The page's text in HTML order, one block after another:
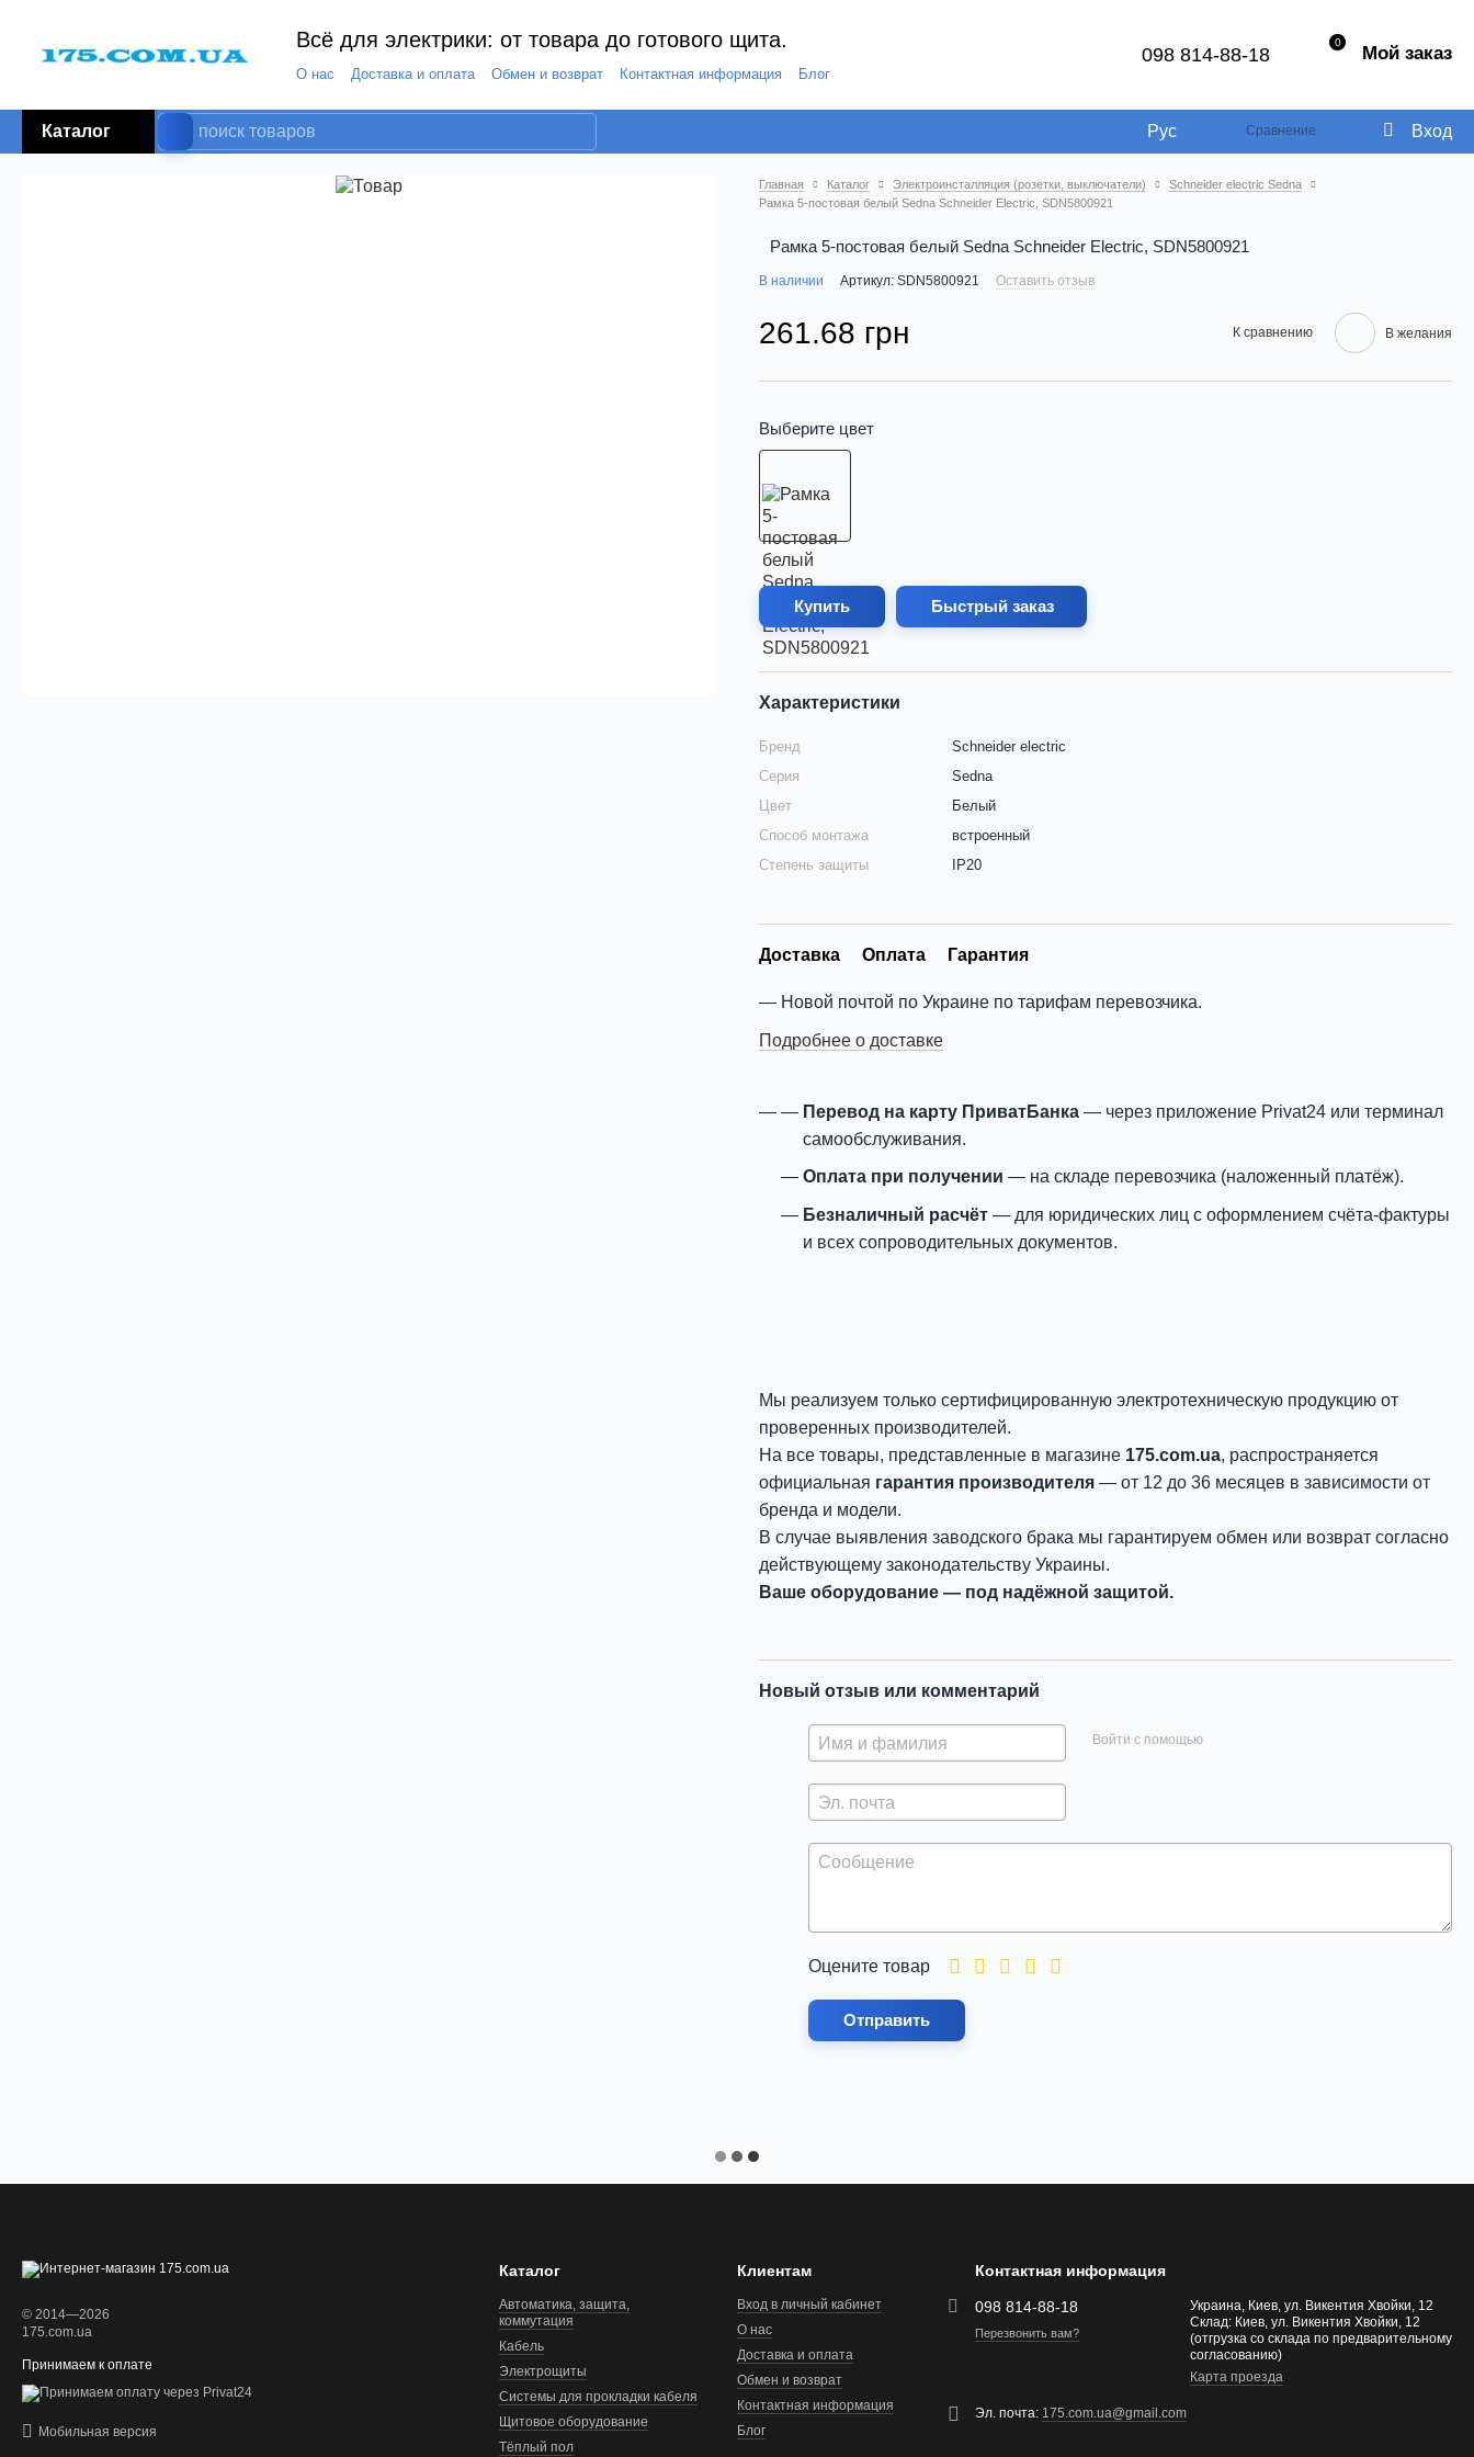
Всё для электрики: от товара до готового щита.
О нас Доставка и оплата Обмен и возврат Контактная информация Блог
098 814-88-18
0 Мой заказ
Каталог Рус Сравнение Вход
Главная Каталог Электроинсталляция (розетки, выключатели)
Schneider electric Sedna
Рамка 5-постовая белый Sedna Schneider Electric, SDN5800921
Рамка 5-постовая белый Sedna Schneider Electric, SDN5800921
В наличии Артикул: SDN5800921 Оставить отзыв
261.68 грн К сравнению В желания
Выберите цвет
Купить Быстрый заказ
Характеристики
Бренд
Schneider electric
Серия
Sedna
Цвет
Белый
Способ монтажа
встроенный
Степень защиты
IP20
Доставка Оплата Гарантия
Новой почтой по Украине по тарифам перевозчика.
Подробнее о доставке
Перевод на карту ПриватБанка — через приложение Privat24 или терминал
самообслуживания.
Оплата при получении — на складе перевозчика (наложенный платёж).
Безналичный расчёт — для юридических лиц с оформлением счёта-фактуры
и всех сопроводительных документов.
Мы реализуем только сертифицированную электротехническую продукцию от
проверенных производителей.
На все товары, представленные в магазине 175.com.ua, распространяется
официальная гарантия производителя — от 12 до 36 месяцев в зависимости от
бренда и модели.
В случае выявления заводского брака мы гарантируем обмен или возврат согласно
действующему законодательству Украины.
Ваше оборудование — под надёжной защитой.
Новый отзыв или комментарий
Войти с помощью
Оцените товар
Отправить
© 2014—2026
175.com.ua
Принимаем к оплате
Мобильная версия
Каталог
Автоматика, защита,
коммутация
Кабель
Электрощиты
Системы для прокладки кабеля
Щитовое оборудование
Тёплый пол
Клиентам
Вход в личный кабинет
О нас
Доставка и оплата
Обмен и возврат
Контактная информация
Блог
Контактная информация
098 814-88-18
Перезвонить вам?
Украина, Киев, ул. Викентия Хвойки, 12
Склад: Киев, ул. Викентия Хвойки, 12
(отгрузка со склада по предварительному
согласованию)
Карта проезда
Эл. почта: 175.com.ua@gmail.com